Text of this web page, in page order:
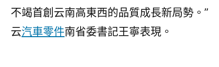
不竭首創云南高東西的品質成長新局勢。”
云汽車零件南省委書記王寧表現。